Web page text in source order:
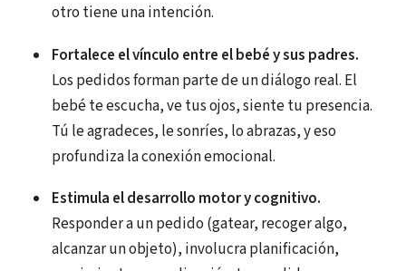
otro tiene una intención.
Fortalece el vínculo entre el bebé y sus padres.
Los pedidos forman parte de un diálogo real. El
bebé te escucha, ve tus ojos, siente tu presencia.
Tú le agradeces, le sonríes, lo abrazas, y eso
profundiza la conexión emocional.
Estimula el desarrollo motor y cognitivo.
Responder a un pedido (gatear, recoger algo,
alcanzar un objeto), involucra planificación,